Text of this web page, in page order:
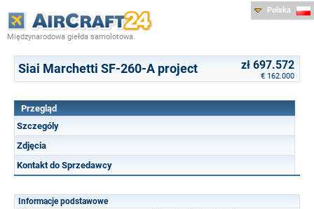
Międzynarodowa giełda samolotowa.
Polska
Siai Marchetti SF-260-A project zł 697.572
€ 162.000
Przegląd
Szczególy
Zdjęcia
Kontakt do Sprzedawcy
Informacje podstawowe